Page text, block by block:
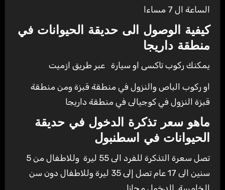
الساعة ال 7 مساءا
كيفية الوصول الى حديقة الحيوانات في
منطقة داريجا
يمكنك ركوب تاكسى او سيارة عبر طريق ازميت
او ركوب الباص والنزول في منطقة قبزة ومن منطقة
قبزة النزول في كوجيالى في منطقة داريجا
ماهو سعر تذكرة الدخول في حديقة
الحيوانات في اسطنبول
تصل سعرة التذكرة للفرد الى 55 ليرة وللاطفال من 5
سنين الى 17 عام تصل إلى 35 ليرة وللاطفال دون سن
الخامسة الدخول مجانا